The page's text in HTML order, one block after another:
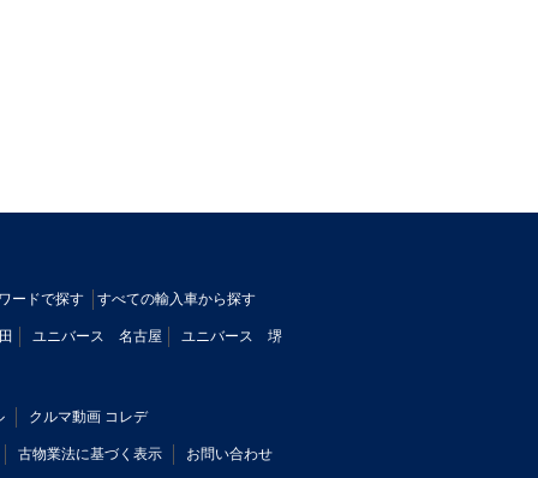
ードで探す すべての輸入車から探す
ユニバース 名古屋 ユニバース 堺
クルマ動画 コレデ
古物業法に基づく表示 お問い合わせ